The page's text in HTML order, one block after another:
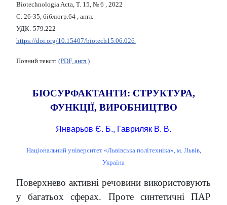
Biotechnologia Acta, Т. 15, № 6 , 2022
С. 26-35, бібліогр.64 , англ.
УДК: 579.222
https://doi.org/10.15407/biotech15.06.026
Повний текст: (PDF, англ.)
БІОСУРФАКТАНТИ: СТРУКТУРА,
ФУНКЦІЇ, ВИРОБНИЦТВО
Январьов Є. Б., Гавриляк В. В.
Національний університет «Львівська політехніка», м. Львів,
Україна
Поверхнево активні речовини використовують
у багатьох сферах. Проте синтетичні ПАР